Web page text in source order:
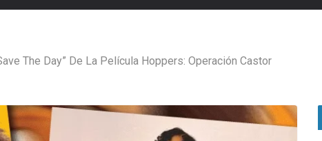
The Day” De La Película Hoppers: Operación Castor